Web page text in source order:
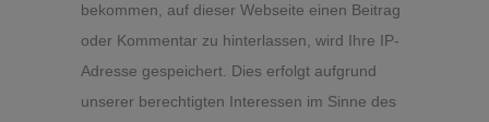
bekommen, auf dieser Webseite einen Beitrag
oder Kommentar zu hinterlassen, wird Ihre IP-
Adresse gespeichert. Dies erfolgt aufgrund
unserer berechtigten Interessen im Sinne des